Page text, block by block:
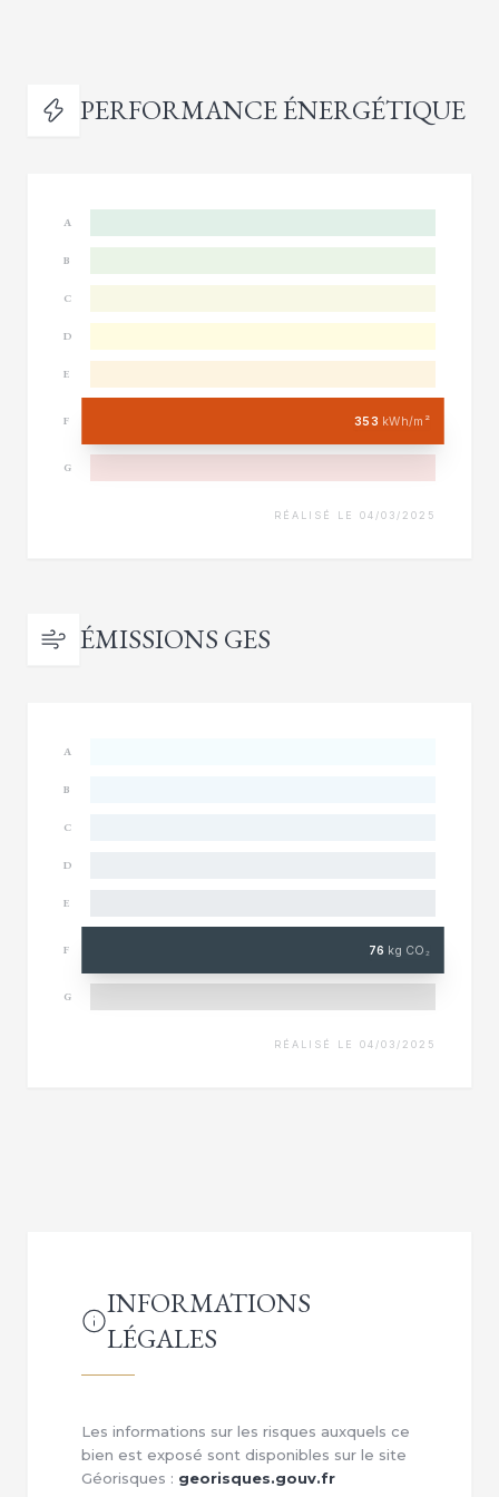
PERFORMANCE ÉNERGÉTIQUE
A
B
C
D
E
F 353 kWh/m²
G
RÉALISÉ LE 04/03/2025
ÉMISSIONS GES
A
B
C
D
E
F 76 kg CO₂
G
RÉALISÉ LE 04/03/2025
INFORMATIONS
LÉGALES
Les informations sur les risques auxquels ce
bien est exposé sont disponibles sur le site
Géorisques : georisques.gouv.fr